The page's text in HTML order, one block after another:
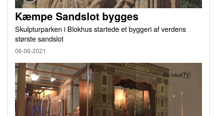
Kæmpe Sandslot bygges
Skulpturparken i Blokhus startede et byggeri af verdens
største sandslot
06-06-2021